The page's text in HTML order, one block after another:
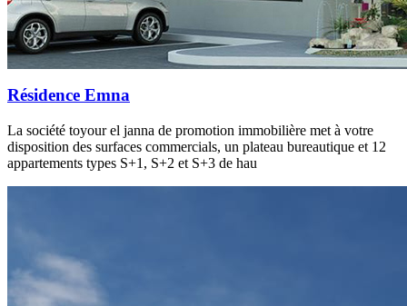
Résidence Emna
La société toyour el janna de promotion immobilière met à votre
disposition des surfaces commercials, un plateau bureautique et 12
appartements types S+1, S+2 et S+3 de hau